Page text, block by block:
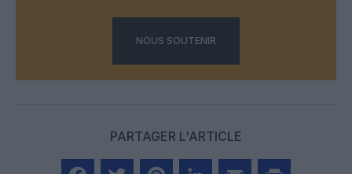
NOUS SOUTENIR
PARTAGER L'ARTICLE